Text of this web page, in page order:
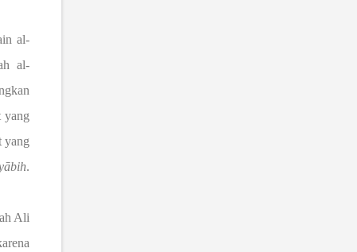
al-
al-
yang
yang
ābih.
Ali